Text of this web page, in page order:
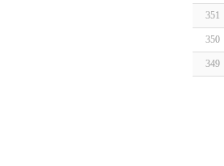
351
350
349